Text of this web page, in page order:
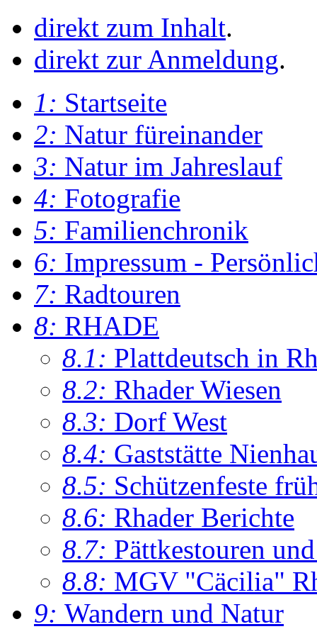
direkt zum Inhalt.
direkt zur Anmeldung.
1: Startseite
2: Natur füreinander
3: Natur im Jahreslauf
4: Fotografie
5: Familienchronik
6: Impressum -
7: Radtouren
8: RHADE
8.1: Plattdeutsch in
8.2: Rhader Wiesen
8.3: Dorf West
8.4: Gaststätte
8.5: Schützenfeste
8.6: Rhader Berichte
8.7: Pättkestouren
8.8: MGV "Cäcilia"
9: Wandern und Natur